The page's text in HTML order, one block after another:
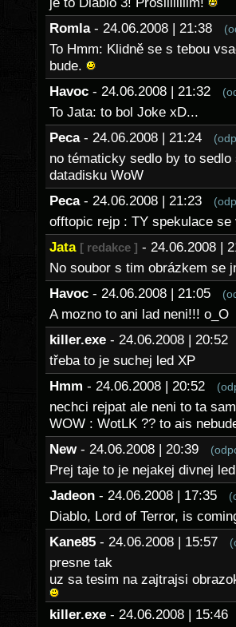
Romla - 24.06.2008 | 21:38
To Hmm: Klidně se s tebou
bude.
Havoc - 24.06.2008 | 21:32
To Jata: to bol Joke xD...
Peca - 24.06.2008 | 21:24
no tématicky sedlo by to
datadisku WoW
Peca - 24.06.2008 | 21:23
offtopic rejp : TY spekulace se
Jata [ redakce ] - 24.06.2008 |
No soubor s tim obrázkem se
Havoc - 24.06.2008 | 21:05
A mozno to ani lad neni!!! o_O
killer.exe - 24.06.2008 |
třeba to je suchej led XP
Hmm - 24.06.2008 | 20:52
nechci rejpat ale neni to ta
WOW : WotLK ?? to ais
New - 24.06.2008 | 20:39
Prej taje to je nejakej divnej
Jadeon - 24.06.2008 | 17:35
Diablo, Lord of Terror, is
Kane85 - 24.06.2008 | 15:57
presne tak
uz sa tesim na zajtrajsi
killer.exe - 24.06.2008 |